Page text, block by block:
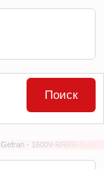
Gefran - 1600V-RRRR-II-03-
Поиск